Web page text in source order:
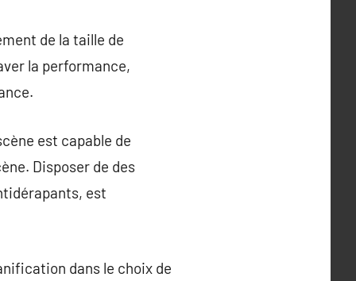
de la taille de
la performance,
est capable de
Disposer de des
est
dans le choix de